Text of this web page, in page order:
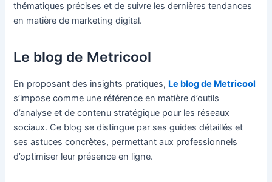
thématiques précises et de suivre les dernières tendances
en matière de marketing digital.
Le blog de Metricool
En proposant des insights pratiques, Le blog de Metricool
s’impose comme une référence en matière d’outils
d’analyse et de contenu stratégique pour les réseaux
sociaux. Ce blog se distingue par ses guides détaillés et
ses astuces concrètes, permettant aux professionnels
d’optimiser leur présence en ligne.